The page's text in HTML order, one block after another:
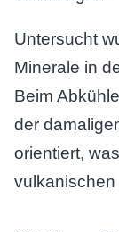
Untersucht
Minerale in
Beim
der
orientiert,